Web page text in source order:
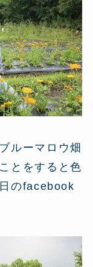
ルーマロウ畑
とをすると色
のfacebook